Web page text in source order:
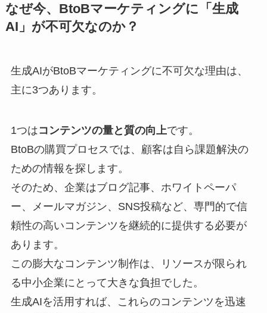
なぜ今、BtoBマーケティングに「生成
AI」が不可欠なのか？
生成AIがBtoBマーケティングに不可欠な理由は、
主に3つあります。
1つはコンテンツの量と質の向上です。
BtoBの購買プロセスでは、顧客は自ら課題解決の
ための情報を探します。
そのため、企業はブログ記事、ホワイトペーパ
ー、メールマガジン、SNS投稿など、専門的で信
頼性の高いコンテンツを継続的に提供する必要が
あります。
この膨大なコンテンツ制作は、リソースが限られ
る中小企業にとって大きな負担でした。
生成AIを活用すれば、これらのコンテンツを迅速